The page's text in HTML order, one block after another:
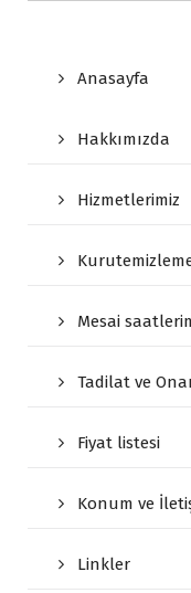
Anasayfa
Hakkımızda
Hizmetlerimiz
Mesai
Tadilat ve
Fiyat listesi
Konum ve
Linkler